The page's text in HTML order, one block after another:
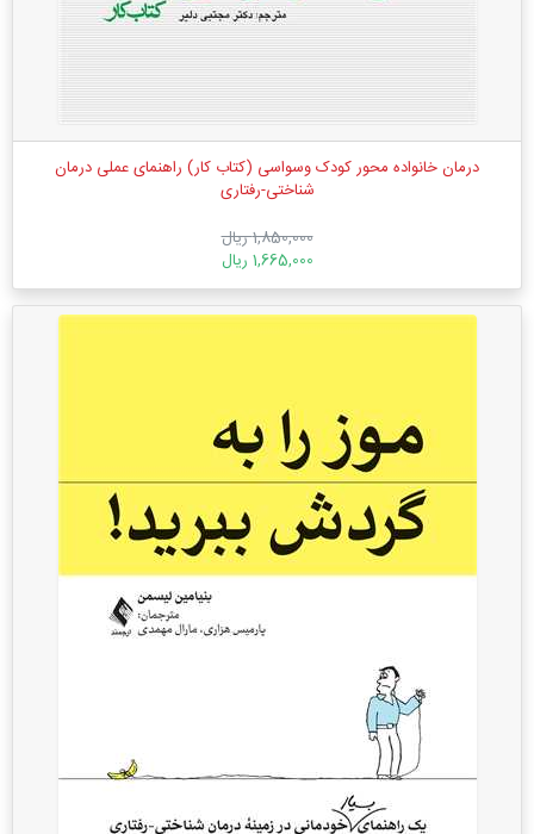
درمان خانواده محور کودک وسواسی (کتاب کار) راهنمای عملی درمان
شناختی-رفتاری
1,850,000 ریال
1,665,000 ریال